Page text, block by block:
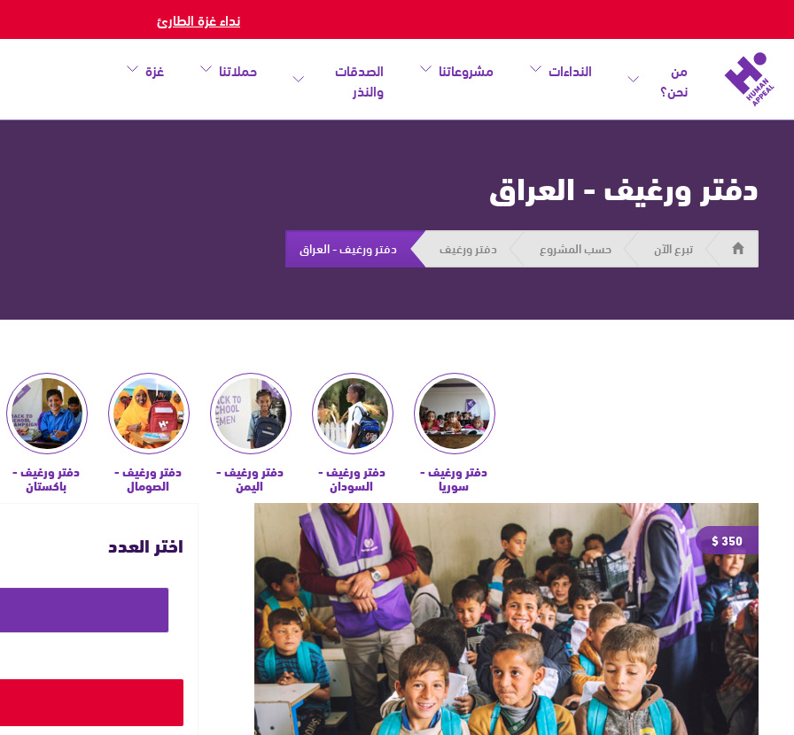
نداء غزة الطارئ
من
نحن؟
النداءات مشروعاتنا الصدقات
والنذر
حملاتنا غزة
دفتر ورغيف - العراق
هيومان
أبيل
أجل
تبرع الآن حسب المشروع دفتر ورغيف دفتر ورغيف - العراق
دفتر ورغيف -
سوريا
دفتر ورغيف -
السودان
دفتر ورغيف -
اليمن
دفتر ورغيف -
الصومال
دفتر ورغيف -
باكستان
350 $ اختر العدد
حدد
التبرع
خطأ